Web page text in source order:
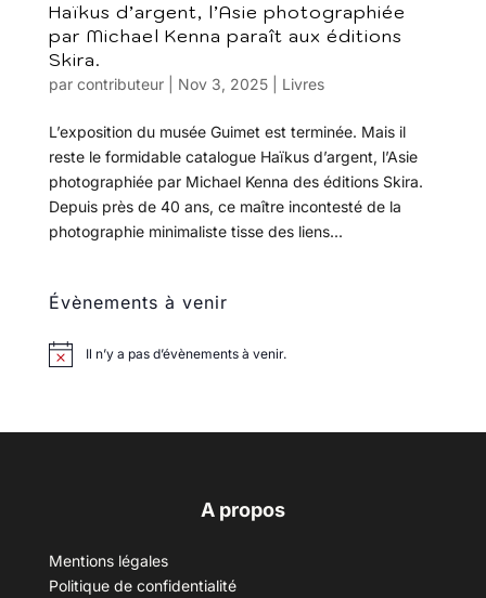
Haïkus d’argent, l’Asie photographiée
par Michael Kenna paraît aux éditions
Skira.
par contributeur| Nov 3, 2025| Livres
L’exposition du musée Guimet est terminée. Mais il
reste le formidable catalogue Haïkus d’argent, l’Asie
photographiée par Michael Kenna des éditions Skira.
Depuis près de 40 ans, ce maître incontesté de la
photographie minimaliste tisse des liens...
Évènements à venir
Il n’y a pas d’évènements à venir.
A propos
Mentions légales
Politique de confidentialité